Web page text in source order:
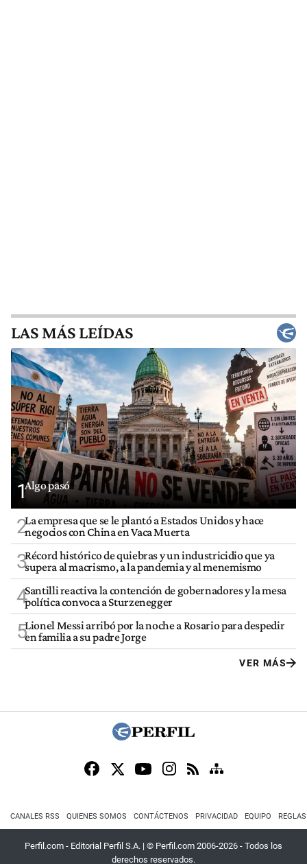
LAS MÁS LEÍDAS
1Algo pasó
2La empresa que se le plantó a Estados Unidos y hace
negocios con China en Vaca Muerta
3Récord histórico de quiebras y un industricidio que ya
supera al macrismo, a la pandemia y al menemismo
4Santilli reactiva la contención de gobernadores y la mesa
política convoca a Sturzenegger
5Lionel Messi arribó por la noche a Rosario para despedir
en familia a su padre Jorge
VER MÁS
CANALES RSS QUIENES SOMOS CONTÁCTENOS PRIVACIDAD EQUIPO
Perfil.com - Editorial Perfil S.A. | © Perfil.com 2006-2026 - Todos los
derechos reservados.